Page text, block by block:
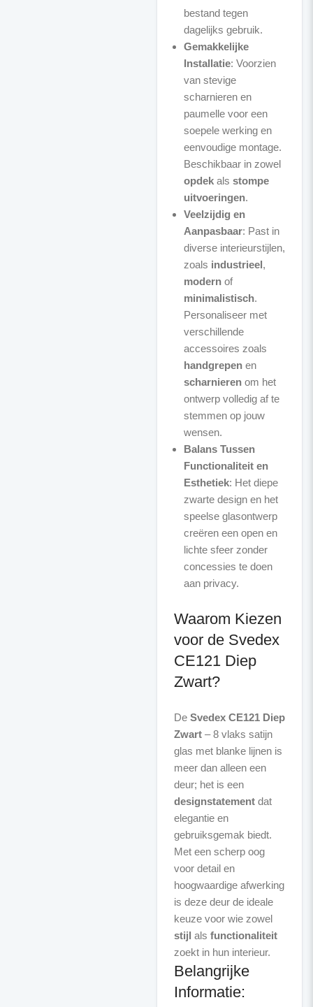
bestand tegen
dagelijks gebruik.
Gemakkelijke
Installatie: Voorzien
van stevige
scharnieren en
paumelle voor een
soepele werking en
eenvoudige montage.
Beschikbaar in zowel
opdekals stompe
uitvoeringen.
Veelzijdig en
Aanpasbaar: Past in
diverse interieurstijlen,
zoals industrieel,
modernof
minimalistisch.
Personaliseer met
verschillende
accessoires zoals
handgrepenen
scharnierenom het
ontwerp volledig af te
stemmen op jouw
wensen.
Balans Tussen
Functionaliteit en
Esthetiek: Het diepe
zwarte design en het
speelse glasontwerp
creëren een open en
lichte sfeer zonder
concessies te doen
aan privacy.
Waarom Kiezen
voor de Svedex
CE121 Diep
Zwart?
De Svedex CE121 Diep
Zwart– 8 vlaks satijn
glas met blanke lijnen is
meer dan alleen een
deur; het is een
designstatementdat
elegantie en
gebruiksgemak biedt.
Met een scherp oog
voor detail en
hoogwaardige afwerking
is deze deur de ideale
keuze voor wie zowel
stijl als functionaliteit
Belangrijke
Informatie: